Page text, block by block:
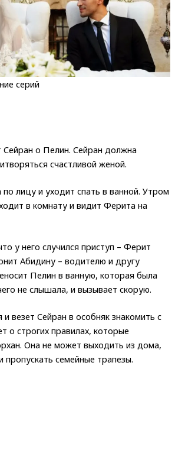
серий
Сейран о Пелин. Сейран должна
счастливой женой.
лицу и уходит спать в ванной. Утром
в комнату и видит Ферита на
у него случился приступ – Ферит
Абидину – водителю и другу
Пелин в ванную, которая была
не слышала, и вызывает скорую.
везет Сейран в особняк знакомить с
о строгих правилах, которые
Она не может выходить из дома,
пропускать семейные трапезы.